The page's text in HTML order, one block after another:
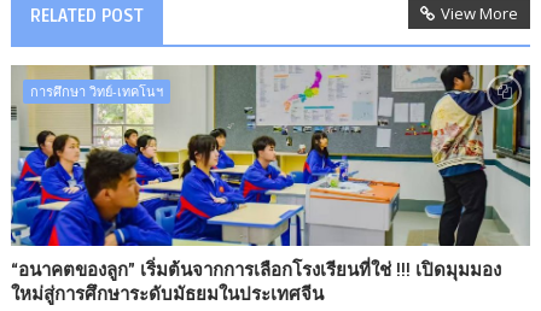
RELATED POST View More
การศึกษา วิทย์-เทคโนฯ
“อนาคตของลูก” เริ่มต้นจากการเลือกโรงเรียนที่ใช่ !!! เปิดมุมมอง
ใหม่สู่การศึกษาระดับมัธยมในประเทศจีน